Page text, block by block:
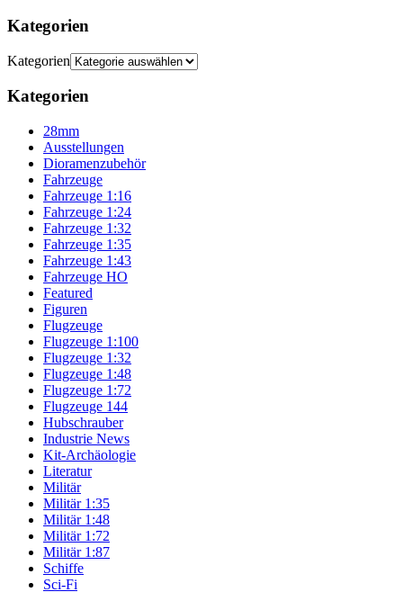
Kategorien
Kategorien
Kategorien
28mm
Ausstellungen
Dioramenzubehör
Fahrzeuge
Fahrzeuge 1:16
Fahrzeuge 1:24
Fahrzeuge 1:32
Fahrzeuge 1:35
Fahrzeuge 1:43
Fahrzeuge HO
Featured
Figuren
Flugzeuge
Flugzeuge 1:100
Flugzeuge 1:32
Flugzeuge 1:48
Flugzeuge 1:72
Flugzeuge 144
Hubschrauber
Industrie News
Kit-Archäologie
Literatur
Militär
Militär 1:35
Militär 1:48
Militär 1:72
Militär 1:87
Schiffe
Sci-Fi